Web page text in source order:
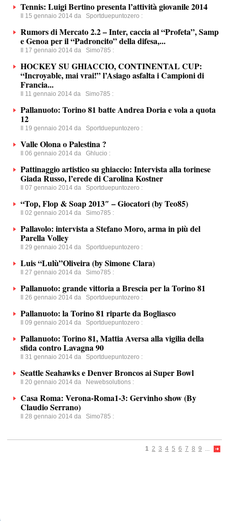
Tennis: Luigi Bertino presenta l’attività giovanile 2014
Il 15 gennaio 2014 da Sportduepuntozero :
Rumors di Mercato 2.2 – Inter, caccia al “Profeta”, Samp
e Genoa per il “Padroncito” della difesa,...
Il 17 gennaio 2014 da Simo785 :
HOCKEY SU GHIACCIO, CONTINENTAL CUP:
“Incroyable, mai vrai!” l’Asiago asfalta i Campioni di
Francia...
Il 11 gennaio 2014 da Simo785 :
Pallanuoto: Torino 81 batte Andrea Doria e vola a quota
12
Il 19 gennaio 2014 da Sportduepuntozero :
Valle Olona o Palestina ?
Il 06 gennaio 2014 da Ghlucio :
Pattinaggio artistico su ghiaccio: Intervista alla torinese
Giada Russo, l’erede di Carolina Kostner
Il 07 gennaio 2014 da Sportduepuntozero :
“Top, Flop & Soap 2013″ – Giocatori (by Teo85)
Il 02 gennaio 2014 da Simo785 :
Pallavolo: intervista a Stefano Moro, arma in più del
Parella Volley
Il 29 gennaio 2014 da Sportduepuntozero :
Luis “Lulù”Oliveira (by Simone Clara)
Il 27 gennaio 2014 da Simo785 :
Pallanuoto: grande vittoria a Brescia per la Torino 81
Il 26 gennaio 2014 da Sportduepuntozero :
Pallanuoto: la Torino 81 riparte da Bogliasco
Il 09 gennaio 2014 da Sportduepuntozero :
Pallanuoto: Torino 81, Mattia Aversa alla vigilia della
sfida contro Lavagna 90
Il 31 gennaio 2014 da Sportduepuntozero :
Seattle Seahawks e Denver Broncos ai Super Bowl
Il 20 gennaio 2014 da Newebsolutions :
Casa Roma: Verona-Roma1-3: Gervinho show (By
Claudio Serrano)
Il 28 gennaio 2014 da Simo785 :
1 2 3 4 5 6 7 8 9 ...